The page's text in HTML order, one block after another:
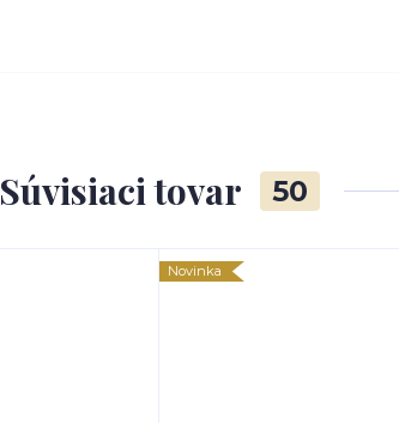
Súvisiaci tovar 50
Novinka